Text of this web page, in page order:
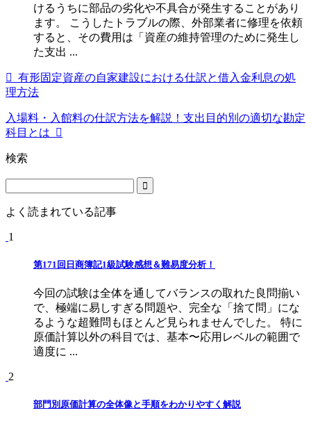
けるうちに部品の劣化や不具合が発生することがあり
ます。 こうしたトラブルの際、外部業者に修理を依頼
すると、その費用は「資産の維持管理のために発生し
た支出 ...
有形固定資産の自家建設における仕訳と借入金利息の処
理方法
入場料・入館料の仕訳方法を解説！支出目的別の適切な勘定
科目とは
検索
よく読まれている記事
1
第171回日商簿記1級試験感想＆難易度分析！
今回の試験は全体を通してバランスの取れた良問揃い
で、極端に易しすぎる問題や、完全な「捨て問」にな
るような超難問もほとんど見られませんでした。 特に
原価計算以外の科目では、基本〜応用レベルの範囲で
適度に ...
2
部門別原価計算の全体像と手順をわかりやすく解説